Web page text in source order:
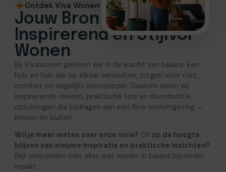
Ontdek Viva Wonen
Jouw Bron voor
Inspirerend en Stijlvol
Wonen
Bij Vivawonen geloven we in de kracht van balans. Een
huis en tuin die op elkaar aansluiten, zorgen voor rust,
comfort en dagelijks woonplezier. Daarom delen wij
inspirerende ideeën, praktische tips en doordachte
oplossingen die bijdragen aan een fijne leefomgeving —
binnen én buiten.
Wil je meer weten over onze visie? Of op de hoogte
blijven van nieuwe inspiratie en praktische inzichten?
Blijf verbonden met alles wat wonen in balans bijzonder
maakt.